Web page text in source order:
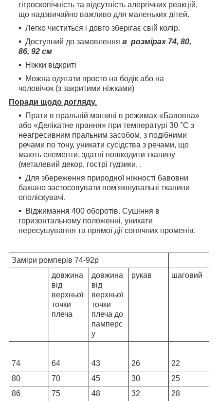
гігроскопічність та відсутність алергічних реакцій,
що надзвичайно важливо для маленьких дітей.
Легко чиститься і довго зберігає свій колір.
Доступний до замовлення в розмірах 74, 80,
86, 92 см
Ніжки відкриті
Можна одягати просто на бодік або на
чоловічок (з закритими ніжками)
Поради щодо догляду.
Прати в пральній машині в режимах «Бавовна»
або «Делікатне прання» при температурі 30 °С з
неагресивним пральним засобом, з подібними
речами по тону, уникати сусідства з речами, що
мають елементи, здатні пошкодити тканину
(металевий декор, гострі гудзики, .
Для збереження природної ніжності бавовни
бажано застосовувати пом'якшувальні тканини
ополіскувачі.
Віджимання 400 оборотів. Сушіння в
горизонтальному положенні, уникати
пересушування та прямої дії сонячних променів.
Заміри ромперів 74-92р
довжина
від
верхньої
точки
плеча
довжина
від
верхньої
точки
плеча до
памперс
у
рукав шаговий
74 64 43 26
22
80
70 45 30
25
86
75 48 32
28